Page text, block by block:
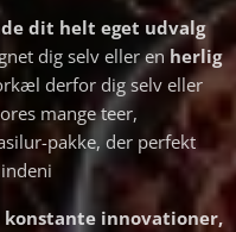
dit helt eget udvalg
dig selv eller en herlig
derfor dig selv eller
mange teer,
pakke, der perfekt
innovationer,